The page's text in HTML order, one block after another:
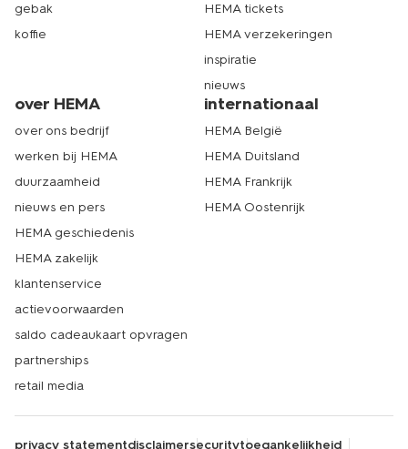
gebak
koffie
HEMA tickets
HEMA verzekeringen
inspiratie
nieuws
over HEMA
over ons bedrijf
werken bij HEMA
duurzaamheid
nieuws en pers
HEMA geschiedenis
HEMA zakelijk
klantenservice
actievoorwaarden
saldo cadeaukaart opvragen
partnerships
retail media
internationaal
HEMA België
HEMA Duitsland
HEMA Frankrijk
HEMA Oostenrijk
privacy statementdisclaimersecuritytoegankelijkheid